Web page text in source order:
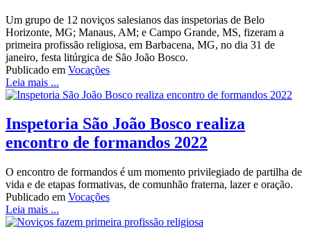
Um grupo de 12 noviços salesianos das inspetorias de Belo
Horizonte, MG; Manaus, AM; e Campo Grande, MS, fizeram a
primeira profissão religiosa, em Barbacena, MG, no dia 31 de
janeiro, festa litúrgica de São João Bosco.
Publicado em Vocações
Leia mais ...
Inspetoria São João Bosco realiza
encontro de formandos 2022
O encontro de formandos é um momento privilegiado de partilha de
vida e de etapas formativas, de comunhão fraterna, lazer e oração.
Publicado em Vocações
Leia mais ...